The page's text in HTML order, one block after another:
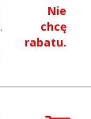
.
Nie
chcę
rabatu.